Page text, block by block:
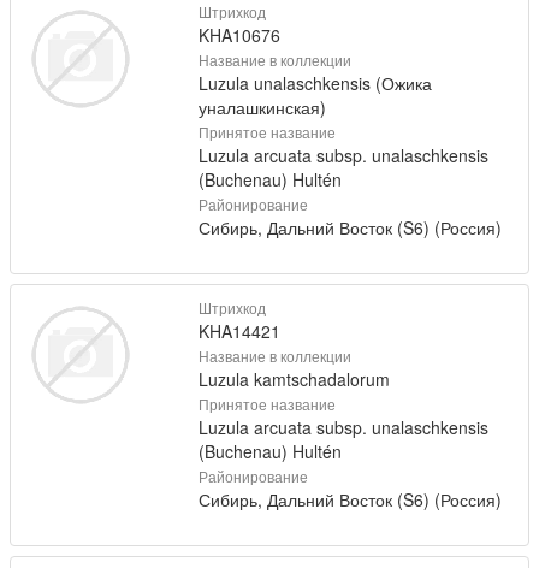
Штрихкод
KHA10676
Название в коллекции
Luzula unalaschkensis (Ожика
уналашкинская)
Принятое название
Luzula arcuata subsp. unalaschkensis
(Buchenau) Hultén
Районирование
Сибирь, Дальний Восток (S6) (Россия)
Штрихкод
KHA14421
Название в коллекции
Luzula kamtschadalorum
Принятое название
Luzula arcuata subsp. unalaschkensis
(Buchenau) Hultén
Районирование
Сибирь, Дальний Восток (S6) (Россия)